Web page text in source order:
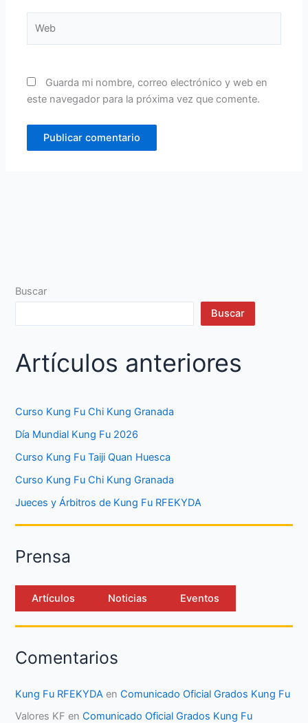
Guarda mi nombre, correo electrónico y web en
este navegador para la próxima vez que comente.
Buscar
Buscar
Artículos anteriores
Curso Kung Fu Chi Kung Granada
Día Mundial Kung Fu 2026
Curso Kung Fu Taiji Quan Huesca
Curso Kung Fu Chi Kung Granada
Jueces y Árbitros de Kung Fu RFEKYDA
Prensa
Artículos Noticias Eventos
Comentarios
Kung Fu RFEKYDA enComunicado Oficial Grados Kung Fu
Valores KF enComunicado Oficial Grados Kung Fu